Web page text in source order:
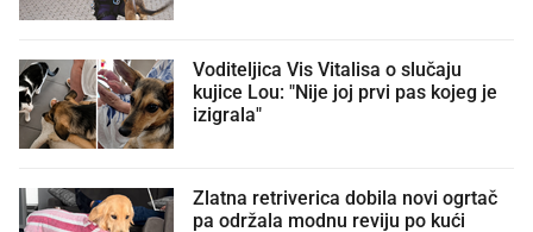
Voditeljica Vis Vitalisa o slučaju
kujice Lou: "Nije joj prvi pas kojeg je
izigrala"
Zlatna retriverica dobila novi ogrtač
pa održala modnu reviju po kući 🤩